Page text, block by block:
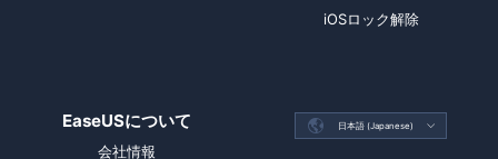
iOSロック解除
EaseUSについて
会社情報
 日本語 (Japanese) 